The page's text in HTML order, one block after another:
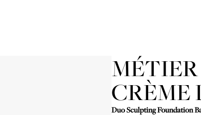
CRÈME
Duo Sculpting Foundation